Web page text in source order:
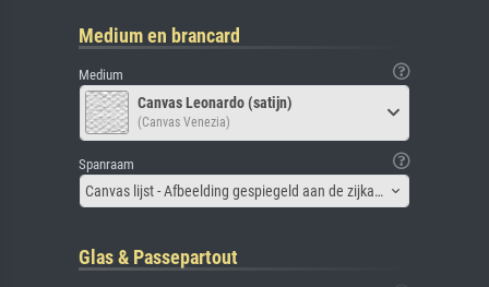
Medium en brancard
Medium
Canvas Leonardo (satijn)
(Canvas Venezia)
Spanraam
Canvas lijst - Afbeelding gespiegeld aan de zijkant
Glas & Passepartout